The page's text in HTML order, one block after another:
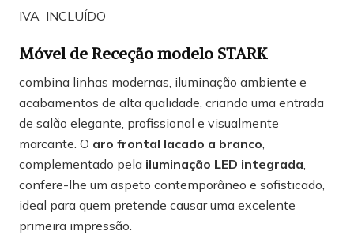
IVA INCLUÍDO
Móvel de Receção modelo STARK
combina linhas modernas, iluminação ambiente e
acabamentos de alta qualidade, criando uma entrada
de salão elegante, profissional e visualmente
marcante. O aro frontal lacado a branco
complementado pela iluminação LED integrada
confere-lhe um aspeto contemporâneo e sofisticado,
ideal para quem pretende causar uma excelente
primeira impressão.